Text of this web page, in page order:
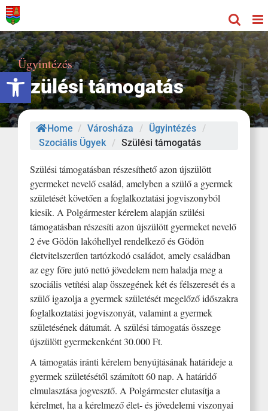
Eszköztár megnyitása
Kihagyás
Ügyintézés
Szülési támogatás
Home / Városháza / Ügyintézés /
Szociális Ügyek / Szülési támogatás
Szülési támogatásban részesíthető azon újszülött
gyermeket nevelő család, amelyben a szülő a gyermek
születését követően a foglalkoztatási jogviszonyból
kiesik. A Polgármester kérelem alapján szülési
támogatásban részesíti azon újszülött gyermeket nevelő
2 éve Gödön lakóhellyel rendelkező és Gödön
életvitelszerűen tartózkodó családot, amely családban
az egy főre jutó nettó jövedelem nem haladja meg a
szociális vetítési alap összegének két és félszeresét és a
szülő igazolja a gyermek születését megelőző időszakra
foglalkoztatási jogviszonyát, valamint a gyermek
születésének dátumát. A szülési támogatás összege
újszülött gyermekenként 30.000 Ft.
A támogatás iránti kérelem benyújtásának határideje a
gyermek születésétől számított 60 nap. A határidő
elmulasztása jogvesztő. A Polgármester elutasítja a
kérelmet, ha a kérelmező élet- és jövedelemi viszonyai